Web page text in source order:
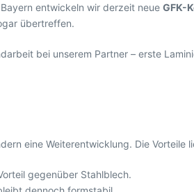
entwickeln wir derzeit neue GFK-
übertreffen.
bei unserem Partner – erste
eine Weiterentwicklung. Die Vorteile
gegenüber Stahlblech.